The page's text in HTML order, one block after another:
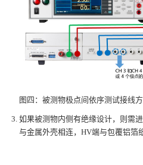
图四：被测物极点间依序测试接线
如果被测物内侧有绝缘设计，则需
与金属外壳相连，HV端与包覆铝箔